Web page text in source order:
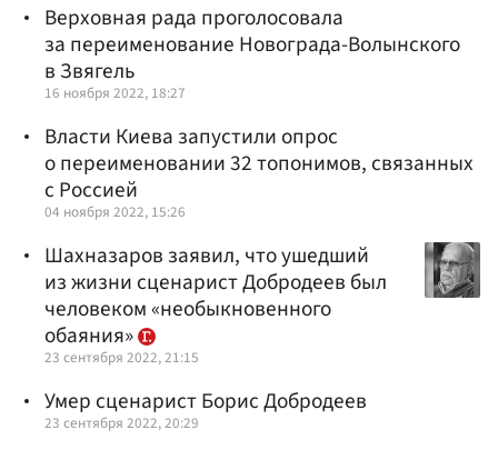
Верховная рада проголосовала
за переименование Новограда-Волынского
в Звягель
16 ноября 2022, 18:27
Власти Киева запустили опрос
о переименовании 32 топонимов, связанных
с Россией
04 ноября 2022, 15:26
Шахназаров заявил, что ушедший
из жизни сценарист Добродеев был
человеком «необыкновенного
обаяния»
23 сентября 2022, 21:15
Умер сценарист Борис Добродеев
23 сентября 2022, 20:29